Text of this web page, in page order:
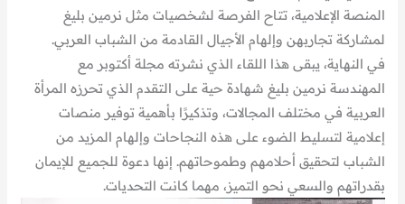
المنصة الإعلامية، تتاح الفرصة لشخصيات مثل نرمين بليغ
لمشاركة تجاربهن وإلهام الأجيال القادمة من الشباب العربي.
في النهاية، يبقى هذا اللقاء الذي نشرته مجلة أكتوبر مع
المهندسة نرمين بليغ شهادة حية على التقدم الذي تحرزه المرأة
العربية في مختلف المجالات، وتذكيرًا بأهمية توفير منصات
إعلامية لتسليط الضوء على هذه النجاحات وإلهام المزيد من
الشباب لتحقيق أحلامهم وطموحاتهم. إنها دعوة للجميع للإيمان
بقدراتهم والسعي نحو التميز، مهما كانت التحديات.